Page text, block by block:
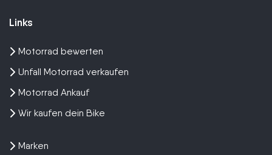
Links
Motorrad bewerten
Unfall Motorrad verkaufen
Motorrad Ankauf
Wir kaufen dein Bike
Marken